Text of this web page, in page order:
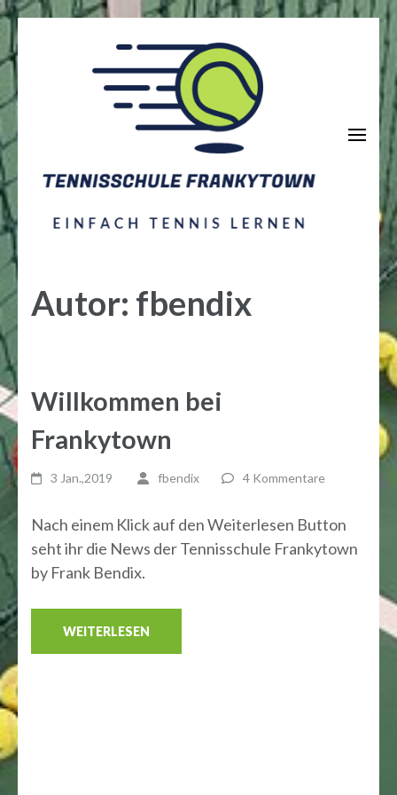
Zum
Inhalt
(Enter
Autor: fbendix
Willkommen bei
Frankytown
3 Jan.,2019 fbendix 4 Kommentare
Nach einem Klick auf den Weiterlesen Button
seht ihr die News der Tennisschule Frankytown
by Frank Bendix.
WEITERLESEN